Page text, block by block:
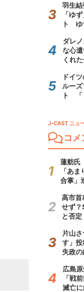
羽生
「ゆ
ト ゆ
ダレ
な心
くれ
ドイ
ルー
ト 「
J-CAST ニュ
コメ
蓮舫氏
「あ
合掌」
高市首
せず
と否定
片山
す」
失政の
広島
「戦
滅亡に